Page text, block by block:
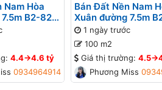
Nam Hòa
B2-82
4.4->4.6 tỷ
0934964914
Bán Đất Nền Nam
Xuân đường 7.5m
lô 9x - Đối diện
Gần Sông
1 ngày trước
100 m2
Giá thị trường: 4.5-
Phương Missa